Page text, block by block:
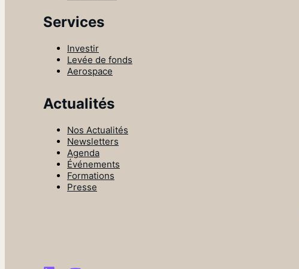
Services
Investir
Levée de fonds
Aerospace
Actualités
Nos Actualités
Newsletters
Agenda
Événements
Formations
Presse